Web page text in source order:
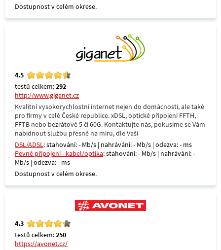
Dostupnost v celém okrese.
4.5
testů celkem:292
http://www.giganet.cz
Kvalitní vysokorychlostní internet nejen do domácnosti, ale také
pro firmy v celé České republice. xDSL, optické připojení FFTH,
FFTB nebo bezrátové 5 či 60G. Kontaktujte nás, pokusíme se Vám
nabídnout službu přesně na míru, dle Vaši
DSL/ADSL: stahování: - Mb/s | nahrávání: - Mb/s | odezva: - ms
Pevné připojení - kabel/optika: stahování: - Mb/s | nahrávání: -
Mb/s | odezva: - ms
Dostupnost v celém okrese.
4.3
testů celkem:250
https://avonet.cz/